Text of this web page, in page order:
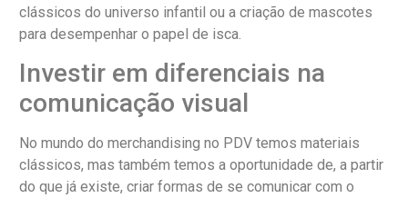
clássicos do universo infantil ou a criação de mascotes
para desempenhar o papel de isca.
Investir em diferenciais na
comunicação visual
No mundo do merchandising no PDV temos materiais
clássicos, mas também temos a oportunidade de, a partir
do que já existe, criar formas de se comunicar com o